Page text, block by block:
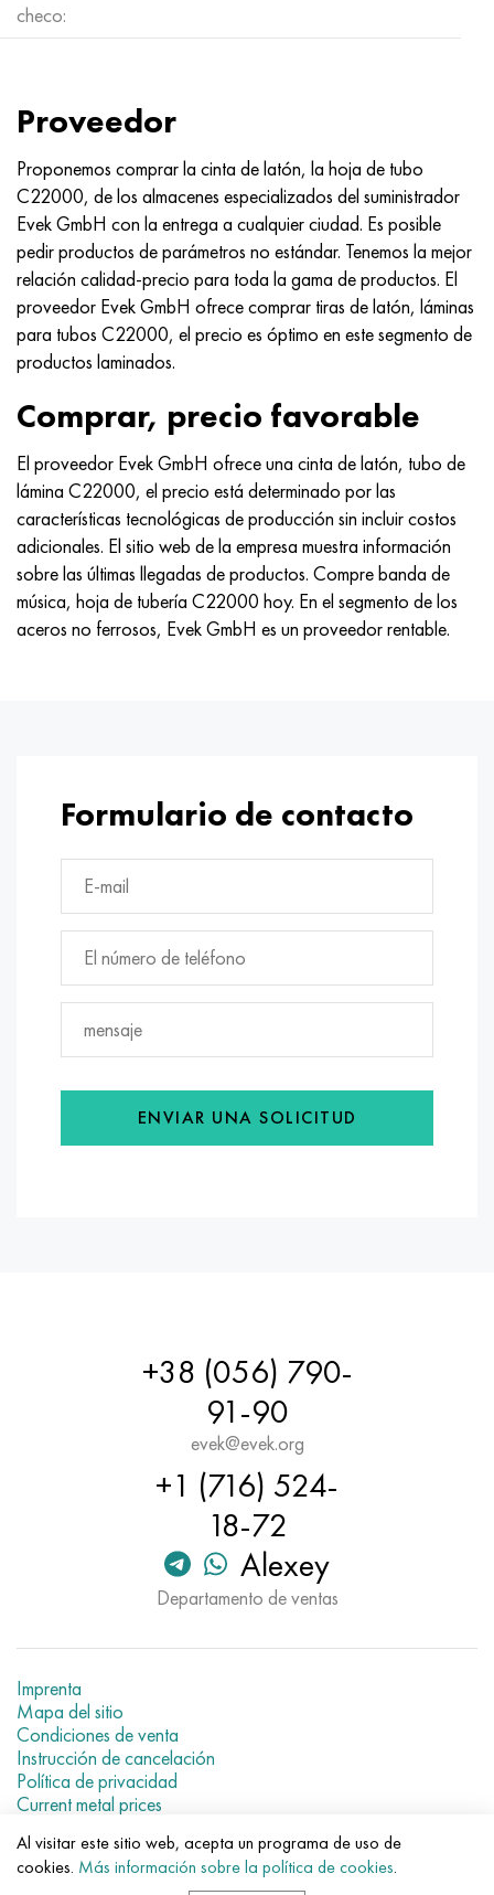
checo:
Proveedor
Proponemos comprar la cinta de latón, la hoja de tubo
C22000, de los almacenes especializados del suministrador
Evek GmbH con la entrega a cualquier ciudad. Es posible
pedir productos de parámetros no estándar. Tenemos la mejor
relación calidad-precio para toda la gama de productos. El
proveedor Evek GmbH ofrece comprar tiras de latón, láminas
para tubos C22000, el precio es óptimo en este segmento de
productos laminados.
Comprar, precio favorable
El proveedor Evek GmbH ofrece una cinta de latón, tubo de
lámina C22000, el precio está determinado por las
características tecnológicas de producción sin incluir costos
adicionales. El sitio web de la empresa muestra información
sobre las últimas llegadas de productos. Compre banda de
música, hoja de tubería C22000 hoy. En el segmento de los
aceros no ferrosos, Evek GmbH es un proveedor rentable.
Formulario de contacto
ENVIAR UNA SOLICITUD
+38 (056) 790-
91-90
evek@evek.org
+1 (716) 524-
18-72
Alexey
Departamento de ventas
Imprenta
Mapa del sitio
Condiciones de venta
Instrucción de cancelación
Política de privacidad
Current metal prices
© 2007–2026 «Evek GmbH»
El uso de los materiales de la web sin enlaces directos para el
Al visitar este sitio web, acepta un programa de uso de
cookies. Más información sobre la política de cookies.